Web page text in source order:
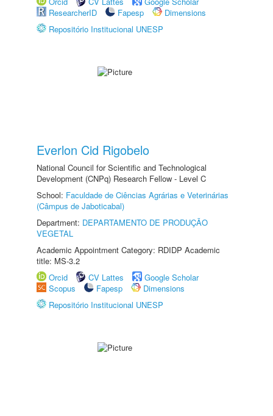
ResearcherID
Fapesp
Dimensions
Repositório Institucional UNESP
Everlon Cid Rigobelo
National Council for Scientific and Technological
Development (CNPq) Research Fellow - Level C
School: Faculdade de Ciências Agrárias e Veterinárias
(Câmpus de Jaboticabal)
Department: DEPARTAMENTO DE PRODUÇÃO
VEGETAL
Academic Appointment Category: RDIDP Academic
title: MS-3.2
Orcid
CV Lattes
Google Scholar
Scopus
Fapesp
Dimensions
Repositório Institucional UNESP